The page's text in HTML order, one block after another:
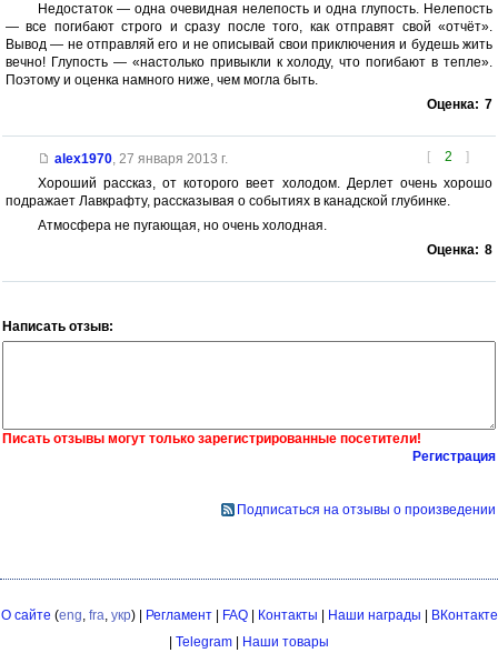
Недостаток — одна очевидная нелепость и одна глупость. Нелепость
— все погибают строго и сразу после того, как отправят свой «отчёт».
Вывод — не отправляй его и не описывай свои приключения и будешь жить
вечно! Глупость — «настолько привыкли к холоду, что погибают в тепле».
Поэтому и оценка намного ниже, чем могла быть.
Оценка: 7
[ 2 ]
alex1970, 27 января 2013 г.
Хороший рассказ, от которого веет холодом. Дерлет очень хорошо
подражает Лавкрафту, рассказывая о событиях в канадской глубинке.
Атмосфера не пугающая, но очень холодная.
Оценка: 8
Написать отзыв:
Писать отзывы могут только зарегистрированные посетители!
Регистрация
Подписаться на отзывы о произведении
О сайте (eng, fra, укр) | Регламент| FAQ| Контакты Наши награды
ВКонтакте
Telegram Наши товары